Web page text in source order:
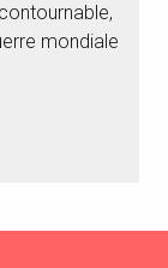
mondiale